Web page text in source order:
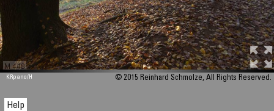
M 448
KRpano/H © 2015 Reinhard Schmolze, All Rights Reserved.
Help